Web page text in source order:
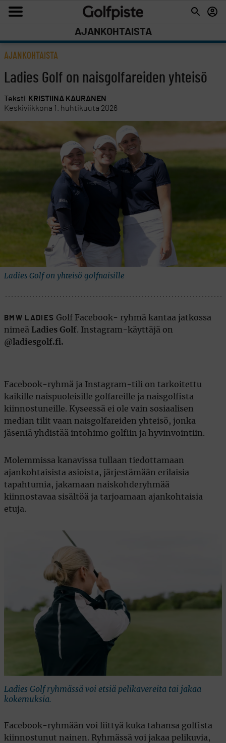
AJANKOHTAISTA
AJANKOHTAISTA
Ladies Golf on naisgolfareiden yhteisö
Teksti KRISTIINA KAURANEN
Keskiviikkona 1. huhtikuuta 2026
Ladies Golf on yhteisö golfnaisille
BMW LADIES Golf Facebook- ryhmä kantaa jatkossa
nimeä
Ladies Golf. Instagram-käyttäjä on
@ladiesgolf.fi.
Facebook-ryhmä ja Instagram-tili on tarkoitettu
kaikille naispuoleisille golfareille ja naisgolfista
kiinnostuneille. Kyseessä ei ole vain sosiaalisen
median tilit vaan naisgolfareiden yhteisö, jonka
jäseniä yhdistää intohimo golfiin ja hyvinvointiin.
Molemmissa kanavissa tullaan tiedottamaan
ajankohtaisista asioista, järjestämään erilaisia
tapahtumia, jakamaan naiskohderyhmää
kiinnostavaa sisältöä ja tarjoamaan ajankohtaisia
etuja.
Ladies Golf ryhmässä voi etsiä pelikavereita tai jakaa
kokemuksia.
Facebook-ryhmään voi liittyä kuka tahansa golfista
kiinnostunut nainen. Ryhmässä voi jakaa pelikuvia,